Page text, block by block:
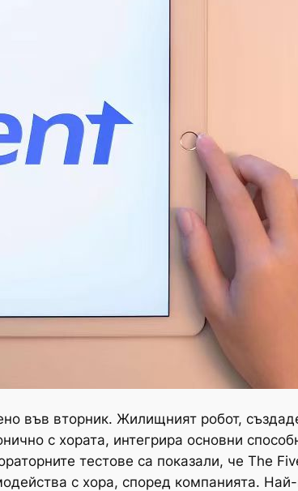
във вторник. Жилищният робот,
с хората, интегрира основни
тестове са показали, че The
с хора, според компанията.